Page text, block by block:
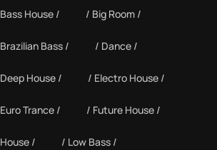
Bass House Big Room
Brazilian Bass Dance
Deep House Electro House
Euro Trance Future House
House Low Bass